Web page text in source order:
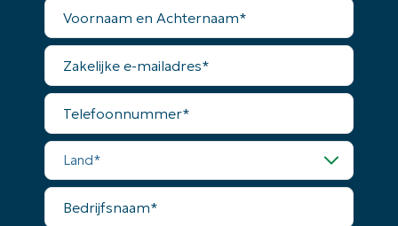
Voornaam
Achternaam*
Zakelijke
mailadres*
Telefoonnummer*
Land*
Bedrijfsnaam*